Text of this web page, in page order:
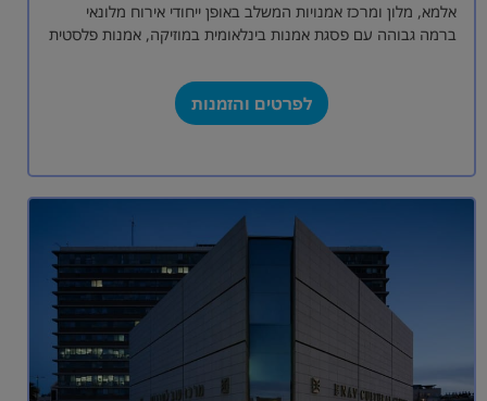
אלמא, מלון ומרכז אמנויות המשלב באופן ייחודי אירוח מלונאי
ברמה גבוהה עם פסגת אמנות בינלאומית במוזיקה, אמנות פלסטית
לפרטים והזמנות